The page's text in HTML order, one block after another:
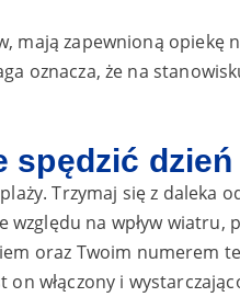
mają zapewnioną opiekę
oznacza, że na
spędzić
Trzymaj się z daleka
względu na wpływ wiatru,
oraz Twoim numerem
włączony i